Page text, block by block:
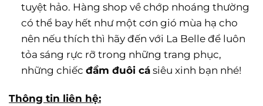
tuyệt hảo. Hàng shop về chớp nhoáng thường
có thể bay hết như một cơn gió mùa hạ cho
nên nếu thích thì hãy đến với La Belle để luôn
tỏa sáng rực rỡ trong những trang phục,
những chiếc đầm đuôi cásiêu xinh bạn nhé!
Thông tin liên hệ: